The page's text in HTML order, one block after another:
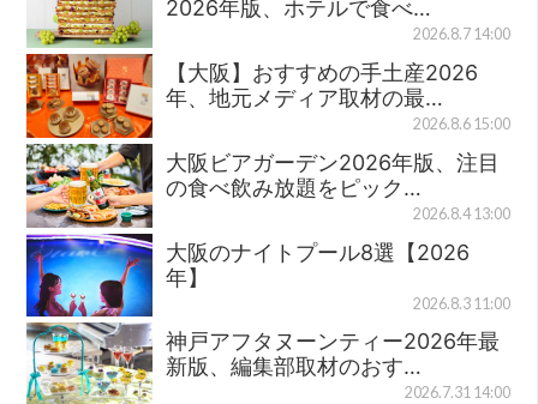
2026年版、ホテルで食べ…
2026.8.7 14:00
【大阪】おすすめの手土産2026
年、地元メディア取材の最…
2026.8.6 15:00
大阪ビアガーデン2026年版、注目
の食べ飲み放題をピック…
2026.8.4 13:00
大阪のナイトプール8選【2026
年】
2026.8.3 11:00
神戸アフタヌーンティー2026年最
新版、編集部取材のおす…
2026.7.31 14:00